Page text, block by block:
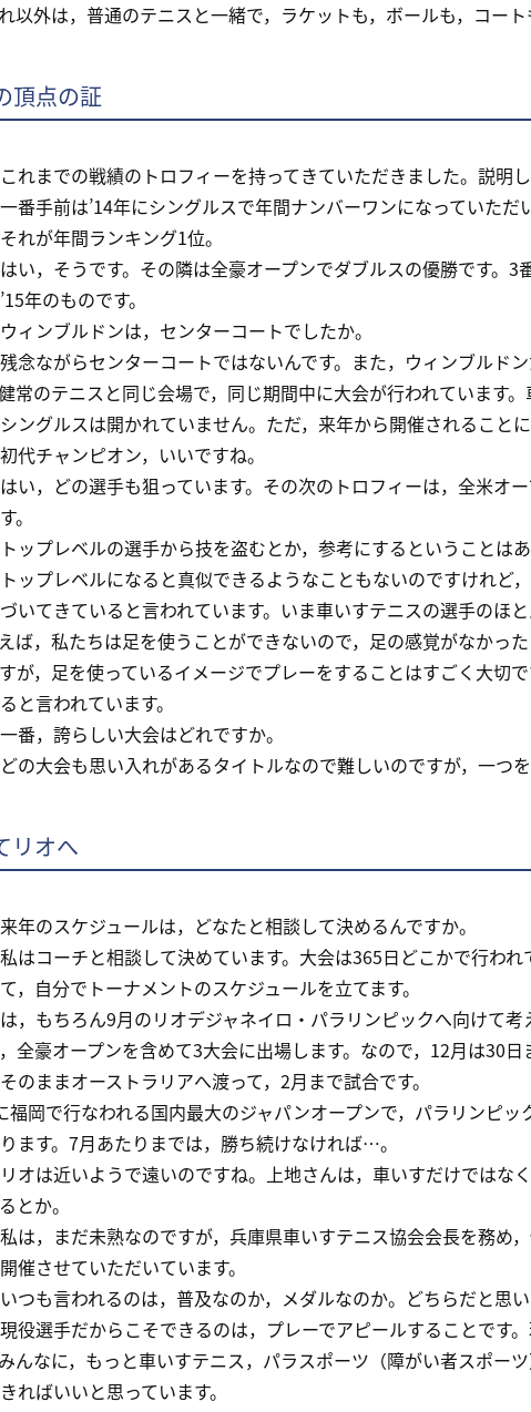
以外は，普通のテニスと一緒で，ラケットも，ボールも，コー
頂点の証
れまでの戦績のトロフィーを持ってきていただきました。説明し
番手前は’14年にシングルスで年間ナンバーワンになっていただ
れが年間ランキング1位。
い，そうです。その隣は全豪オープンでダブルスの優勝です。3
年のものです。
ィンブルドンは，センターコートでしたか。
念ながらセンターコートではないんです。また，ウィンブルド
常のテニスと同じ会場で，同じ期間中に大会が行われています
ングルスは開かれていません。ただ，来年から開催されることに
代チャンピオン，いいですね。
い，どの選手も狙っています。その次のトロフィーは，全米オ
。
ップレベルの選手から技を盗むとか，参考にするということはあ
ップレベルになると真似できるようなこともないのですけれど
いてきていると言われています。いま車いすテニスの選手のほ
ば，私たちは足を使うことができないので，足の感覚がなかっ
が，足を使っているイメージでプレーをすることはすごく大切
と言われています。
番，誇らしい大会はどれですか。
の大会も思い入れがあるタイトルなので難しいのですが，一つ
リオへ
年のスケジュールは，どなたと相談して決めるんですか。
はコーチと相談して決めています。大会は365日どこかで行わ
，自分でトーナメントのスケジュールを立てます。
，もちろん9月のリオデジャネイロ・パラリンピックへ向けて考
全豪オープンを含めて3大会に出場します。なので，12月は30
のままオーストラリアへ渡って，2月まで試合です。
福岡で行なわれる国内最大のジャパンオープンで，パラリンピ
ます。7月あたりまでは，勝ち続けなければ…。
オは近いようで遠いのですね。上地さんは，車いすだけではな
とか。
は，まだ未熟なのですが，兵庫県車いすテニス協会会長を務め
催させていただいています。
つも言われるのは，普及なのか，メダルなのか。どちらだと思い
役選手だからこそできるのは，プレーでアピールすることです
んなに，もっと車いすテニス，パラスポーツ（障がい者スポー
ればいいと思っています。